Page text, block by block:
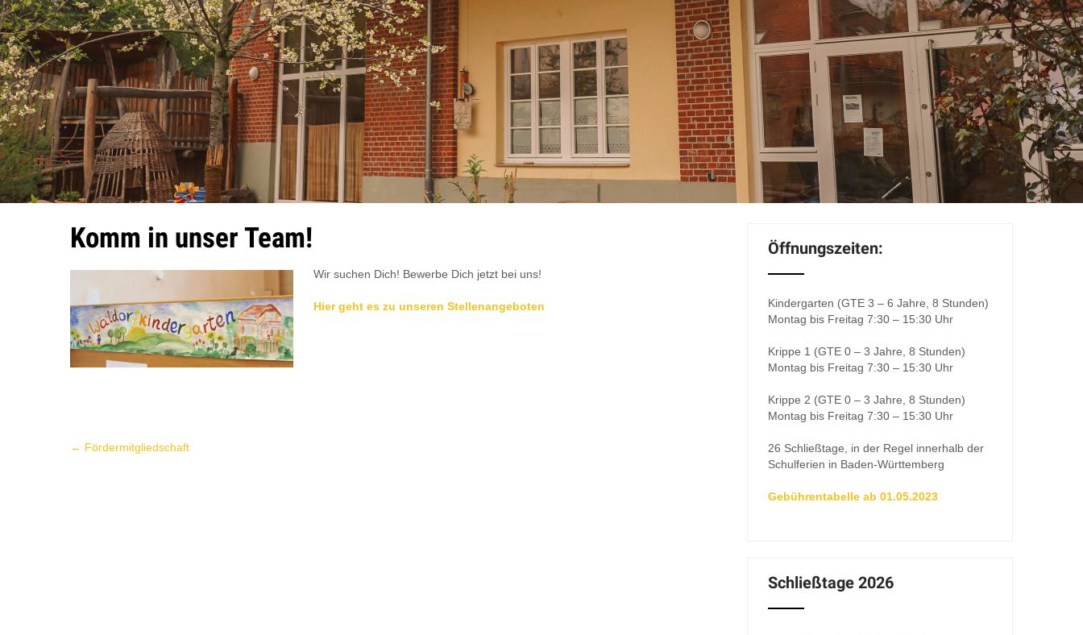
Komm in unser Team!
Wir suchen Dich! Bewerbe Dich jetzt bei uns!
Hier geht es zu unseren Stellenangeboten
Post
← Fördermitgliedschaft
Öffnungszeiten:
Kindergarten (GTE 3 – 6 Jahre, 8 Stunden)
Montag bis Freitag 7:30 – 15:30 Uhr
Krippe 1 (GTE 0 – 3 Jahre, 8 Stunden)
Montag bis Freitag 7:30 – 15:30 Uhr
Krippe 2 (GTE 0 – 3 Jahre, 8 Stunden)
Montag bis Freitag 7:30 – 15:30 Uhr
26 Schließtage, in der Regel innerhalb der
Schulferien in Baden-Württemberg
Gebührentabelle ab 01.05.2023
Schließtage 2026